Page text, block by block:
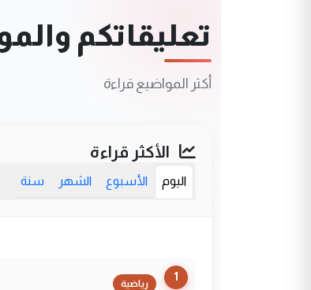
تعليقاتكم
أكثر المواضيع قراءة
الأكثر قراءة
اليوم الأسبوع الشهر سنة
1
رياضية